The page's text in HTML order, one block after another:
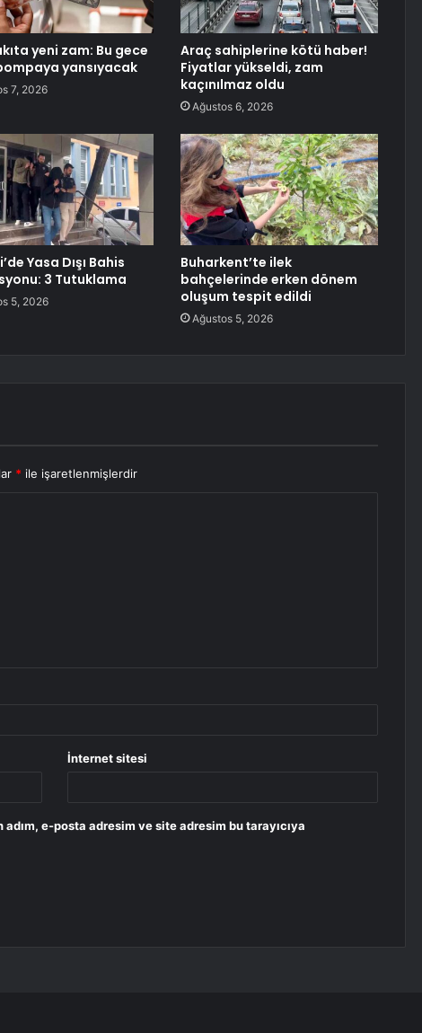
yeni zam: Bu gece
yansıyacak
7, 2026
Araç sahiplerine kötü haber!
Fiyatlar yükseldi, zam
kaçınılmaz oldu
Ağustos 6, 2026
Yasa Dışı Bahis
3 Tutuklama
5, 2026
Buharkent’te ilek
bahçelerinde erken dönem
oluşum tespit edildi
Ağustos 5, 2026
* ile işaretlenmişlerdir
İnternet sitesi
e-posta adresim ve site adresim bu tarayıcıya